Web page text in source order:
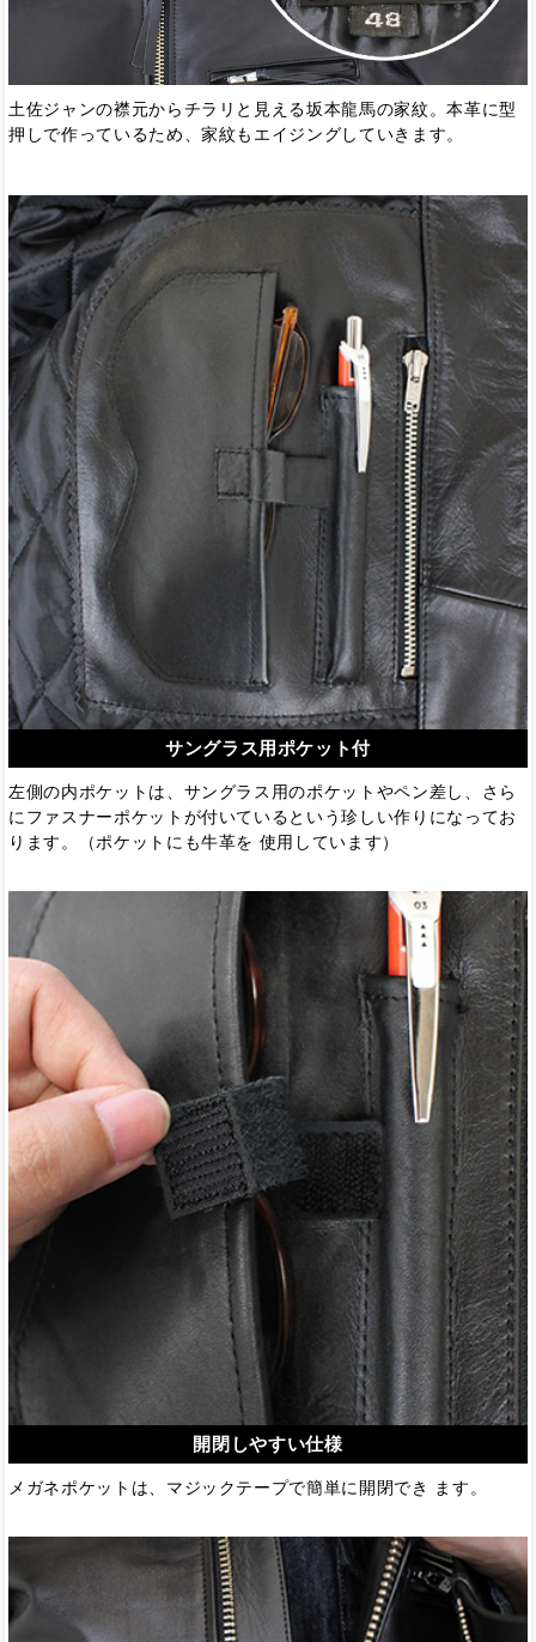
土佐ジャンの襟元からチラリと見える坂本龍馬の家紋。本革に型
押しで作っているため、家紋もエイジングしていきます。
サングラス用ポケット付
左側の内ポケットは、サングラス用のポケットやペン差し、さら
にファスナーポケットが付いているという珍しい作りになってお
ります。（ポケットにも牛革を 使用しています）
開閉しやすい仕様
メガネポケットは、マジックテープで簡単に開閉でき ます。